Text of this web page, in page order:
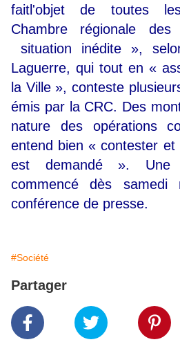
faitl'objet de toutes
Chambre régionale
situation inédite »,
Laguerre, qui tout en «
la Ville », conteste
émis par la CRC. Des
nature des opérations
entend bien « contester
est demandé ».
commencé dès
conférence de presse.
#Société
Partager